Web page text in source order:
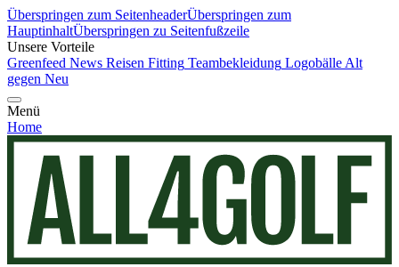
Überspringen zum SeitenheaderÜberspringen zum
HauptinhaltÜberspringen zu Seitenfußzeile
Unsere Vorteile
Greenfeed News Reisen Fitting Teambekleidung Logobälle Alt
gegen Neu
Menü
Home